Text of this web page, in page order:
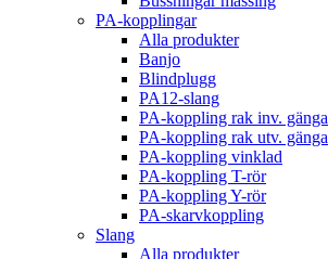
PA-kopplingar
Alla produkter
Banjo
Blindplugg
PA12-slang
PA-koppling rak inv. gänga
PA-koppling rak utv. gänga
PA-koppling vinklad
PA-koppling T-rör
PA-koppling Y-rör
PA-skarvkoppling
Slang
Alla produkter